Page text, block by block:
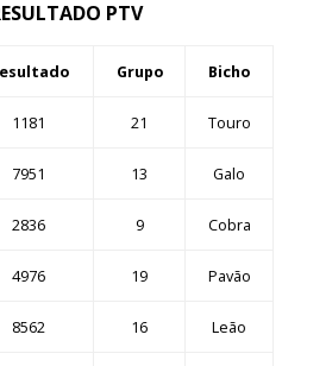
PTV
Grupo Bicho
1181 21 Touro
7951 13 Galo
2836 9 Cobra
4976 19 Pavão
8562 16 Leão